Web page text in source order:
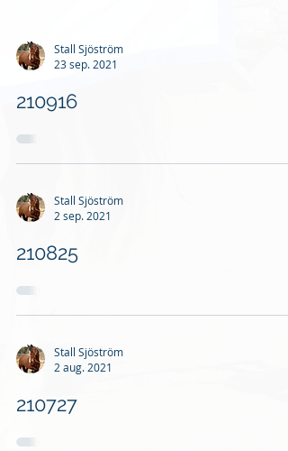
Stall Sjöström
23 sep. 2021
210916
Stall Sjöström
2 sep. 2021
210825
Stall Sjöström
2 aug. 2021
210727